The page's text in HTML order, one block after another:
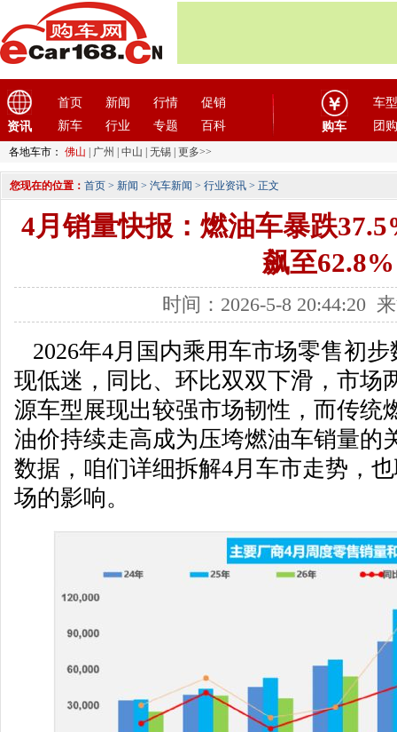
资讯
首页 新闻 行情
促销
新车
行业 专题 百科 购车
车型
团购
各地车市： 佛山 广州 中山 无锡 更多>>
您现在的位置： 首页 > 新闻 > 汽车新闻 > 行业资讯 > 正文
4月销量快报：燃油车暴跌
飙至62.8%
时间：2026-5-8 20:44:20
2026年4月国内乘用车市场零售初
现低迷，同比、环比双双下滑，市场
源车型展现出较强市场韧性，而传统
油价持续走高成为压垮燃油车销量的
数据，咱们详细拆解4月车市走势，
场的影响。